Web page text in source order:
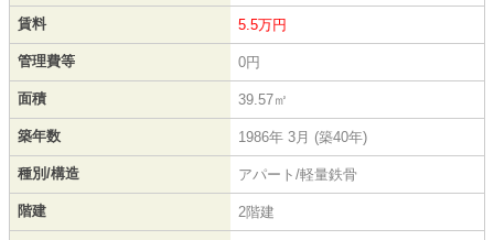
賃料 5.5万円
管理費等 0円
面積 39.57㎡
築年数 1986年 3月 (築40年)
種別/構造 アパート/軽量鉄骨
階建 2階建